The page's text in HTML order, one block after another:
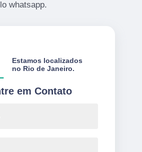
whatsapp.
em Contato
Estamos localizados
no Rio de Janeiro.